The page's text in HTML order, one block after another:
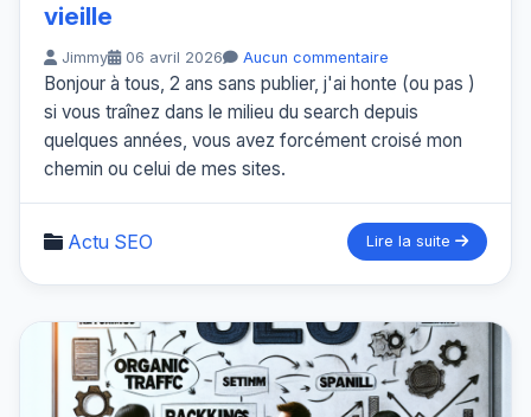
vieille
Jimmy 06 avril 2026 Aucun commentaire
Bonjour à tous, 2 ans sans publier, j'ai honte (ou pas )
si vous traînez dans le milieu du search depuis
quelques années, vous avez forcément croisé mon
chemin ou celui de mes sites.
Actu SEO Lire la suite